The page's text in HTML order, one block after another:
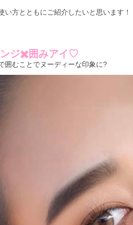
い方とともにご紹介したいと思います！
ジ✖️囲みアイ♡
囲むことでヌーディーな印象に?